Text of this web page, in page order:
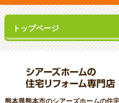
熊本県熊本市のシアーズホームの住